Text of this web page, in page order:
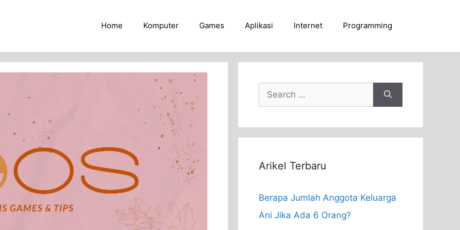
Home Komputer Games Aplikasi Internet Programming
Search
for:
Arikel Terbaru
Berapa Jumlah Anggota Keluarga
Ani Jika Ada 6 Orang?